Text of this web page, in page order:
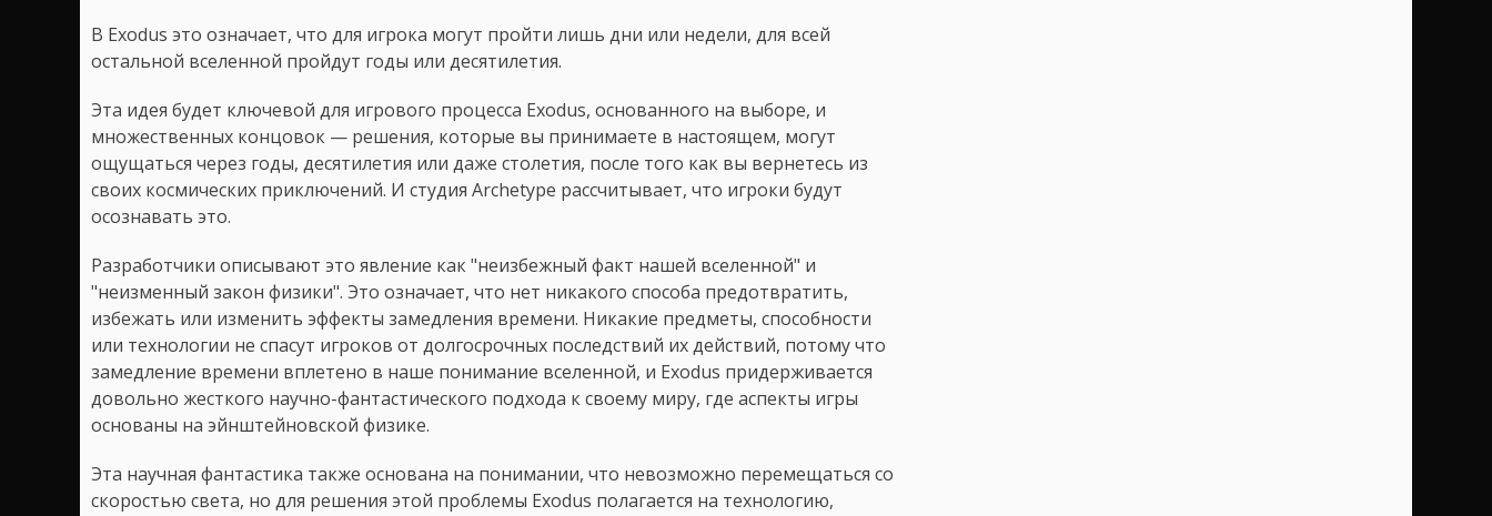
В Exodus это означает, что для игрока могут пройти лишь дни или недели, для всей
остальной вселенной пройдут годы или десятилетия.
Эта идея будет ключевой для игрового процесса Exodus, основанного на выборе, и
множественных концовок — решения, которые вы принимаете в настоящем, могут
ощущаться через годы, десятилетия или даже столетия, после того как вы вернетесь из
своих космических приключений. И студия Archetype рассчитывает, что игроки будут
осознавать это.
Разработчики описывают это явление как "неизбежный факт нашей вселенной" и
"неизменный закон физики". Это означает, что нет никакого способа предотвратить,
избежать или изменить эффекты замедления времени. Никакие предметы, способности
или технологии не спасут игроков от долгосрочных последствий их действий, потому что
замедление времени вплетено в наше понимание вселенной, и Exodus придерживается
довольно жесткого научно-фантастического подхода к своему миру, где аспекты игры
основаны на эйнштейновской физике.
Эта научная фантастика также основана на понимании, что невозможно перемещаться со
скоростью света, но для решения этой проблемы Exodus полагается на технологию,